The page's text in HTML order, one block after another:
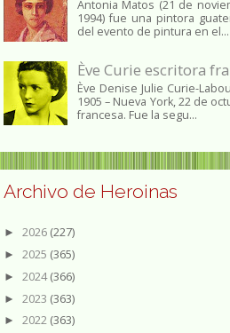
Antonia Matos (21 de
1994) fue una pintora
del evento de pintura en el...
Ève Curie escritora
Ève Denise Julie Curie-
1905 – Nueva York, 22 de
francesa. Fue la segu...
Archivo de Heroinas
► 2026 (227)
► 2025 (365)
► 2024(366)
► 2023 (363)
► 2022 (363)